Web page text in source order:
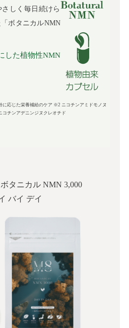
しく毎日続けら
ボタニカルNMN
した植物性NMN
応じた栄養補給のケア ※2 ニコチンアミドモノヌ
コチンアデニンジヌクレオチド
タニカル NMN 3,000
バイ デイ